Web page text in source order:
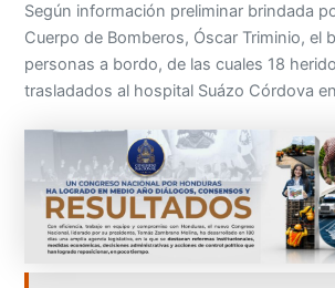
Según información preliminar brindada
Cuerpo de Bomberos, Óscar Triminio, el
personas a bordo, de las cuales 18
trasladados al hospital Suázo Córdova